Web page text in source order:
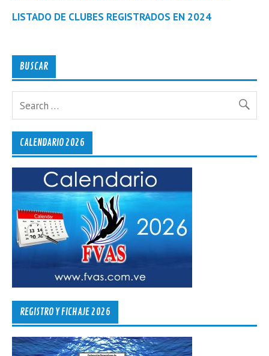
LISTADO DE CLUBES REGISTRADOS EN 2024
BUSCAR
CALENDARIO 2026
REGISTRO Y FICHAJE 2026